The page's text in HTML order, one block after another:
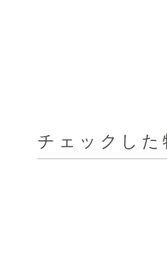
チェックした